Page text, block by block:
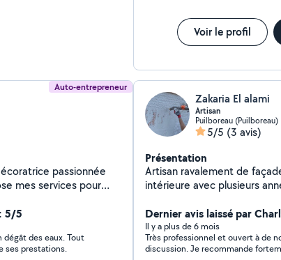
Voir le profil
Auto-entrepreneur
passionnée
mes services pour
aider dans vos projets
conseils. En ce qui
je peux m'occuper du
de la mise en
5/5
dégât des eaux. Tout
ses prestations.
Zakaria El alami
Artisan
Puilboreau (Puilboreau)
5/5 (3 avis)
Présentation
Artisan ravalement de
intérieure avec plusieurs
du bâtiment. Je propose
conseil de renovation
Dernier avis laissé par
Il y a plus de 6 mois
Très professionnel et ouvert à de
discussion. Je recommande